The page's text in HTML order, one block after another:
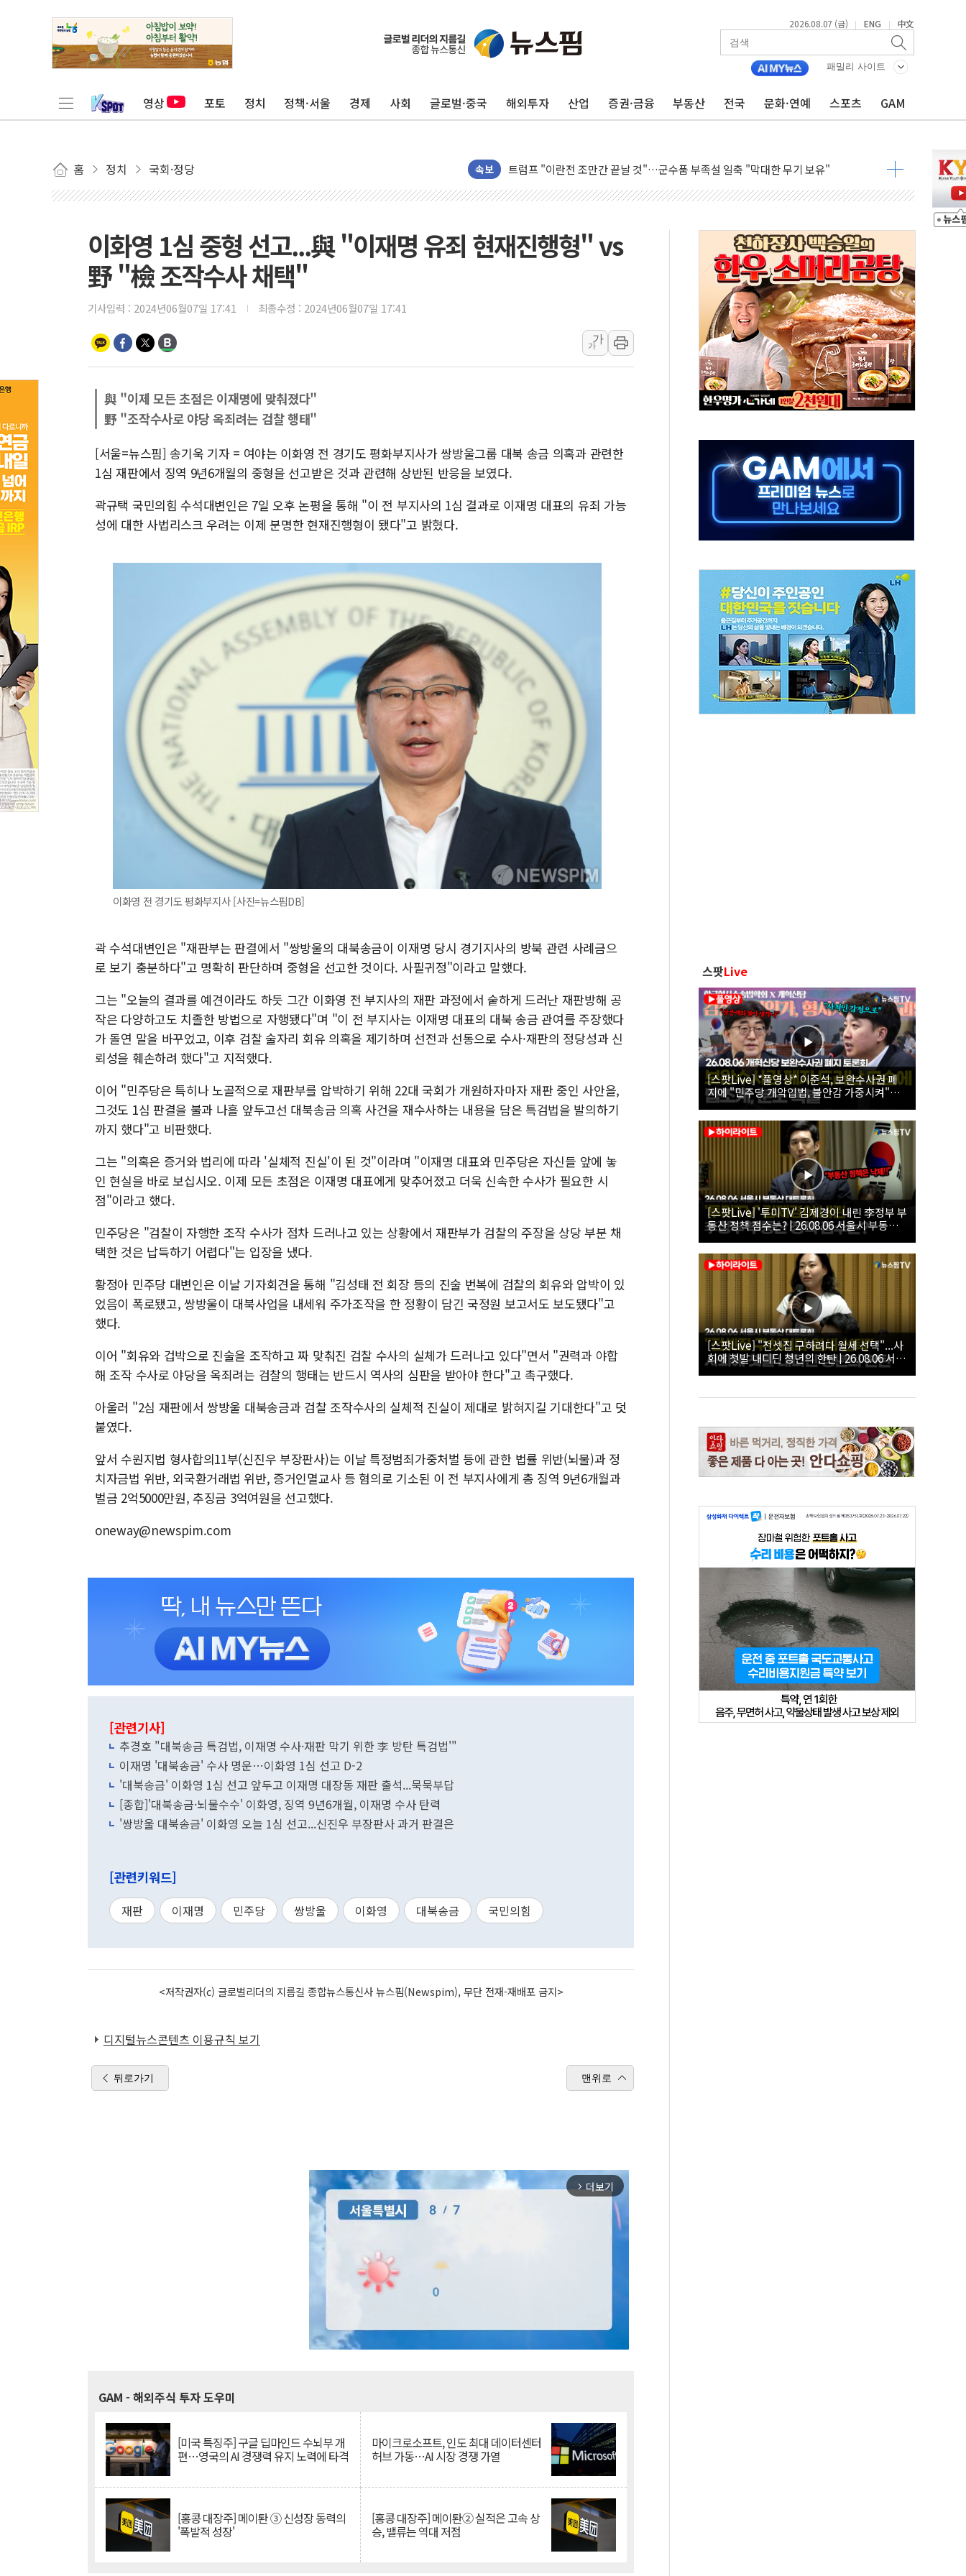
2026.08.07 (금) | ENG | 中文
패밀리 사이트
영상 포토 정치 정책·서울 경제 사회 글로벌·중국 해외투자 산업 증권·금융 부동산 전국 문화·연예 스포츠 GAM
홈 정치 국회·정당 속보
카드사 고객 유입 창구 된 '트래블카드'…휴가철 넘어 장기 고객 묶는다
제나벨, 배우 공승연 브랜드 모델 발탁… 부산 광안서 약국 팝업스토어 운영
[채권/외환] 국제유가 급등에 미 국채금리·달러 동반 상승…시장, 美 고용지표 촉각
트럼프, '원정출산 시민권 차단' 행정명령 서명…출생시민권 제한 재시동
현대리바트, 원가 개선으로 실적 방어…다음 과제는 '외형 확대'
"세금 부담 덜자"…비거주 1주택자 귀환 조짐에 전월세시장 '긴장'
[금/유가] 이란의 호르무즈 해협 통항 제한 검토에 유가 3% 급등…금값 보합
뉴욕증시, 유가·금리 부담에 하락…다우 5거래일 랠리 '마침표'
이란, 오만과 호르무즈 해협 재개방 합의 막바지.."美와 직접 협상 없어"
[민주 당권주자 일정] 송영길·정청래·김민석 후보 - 8월 7일
李대통령, 오늘 오후 2시 부동산정책 2차 점검회의…주택 공급 대책 막바지 조율
[오늘의 정치일정] 8월 7일(금)
[오늘의 국회일정] 상임위·세미나·기자회견·주요 정당 - 8월 7일
이란, 美·이스라엘 선박 호르무즈 통항 제한 추진…美 "통행 막을 권한 없어"
유럽증시, 견조한 실적 소화하며 대부분 상승… "2분기 기업 순이익 21% 증가" 전망
구광모, 내주 실리콘밸리서 젠슨 황 재회…로봇·AI 데이터센터·모빌리티 구체화
이화영 1심 중형 선고...與 "이재명 유죄 현재진행형" vs
野 "檢 조작수사 채택"
기사입력 : 2024년06월07일 17:41 최종수정 : 2024년06월07일 17:41
가
가
與 "이제 모든 초점은 이재명에 맞춰졌다"
野 "조작수사로 야당 옥죄려는 검찰 행태"
[서울=뉴스핌] 송기욱 기자 = 여야는 이화영 전 경기도 평화부지사가 쌍방울그룹 대북 송금 의혹과 관련한
1심 재판에서 징역 9년6개월의 중형을 선고받은 것과 관련해 상반된 반응을 보였다.
곽규택 국민의힘 수석대변인은 7일 오후 논평을 통해 "이 전 부지사의 1심 결과로 이재명 대표의 유죄 가능
성에 대한 사법리스크 우려는 이제 분명한 현재진행형이 됐다"고 밝혔다.
이화영 전 경기도 평화부지사 [사진=뉴스핌DB]
곽 수석대변인은 "재판부는 판결에서 "쌍방울의 대북송금이 이재명 당시 경기지사의 방북 관련 사례금으
로 보기 충분하다"고 명확히 판단하며 중형을 선고한 것이다. 사필귀정"이라고 말했다.
그는 "오늘의 결과를 예견이라도 하듯 그간 이화영 전 부지사의 재판 과정에서 숱하게 드러난 재판방해 공
작은 다양하고도 치졸한 방법으로 자행됐다"며 "이 전 부지사는 이재명 대표의 대북 송금 관여를 주장했다
가 돌연 말을 바꾸었고, 이후 검찰 술자리 회유 의혹을 제기하며 선전과 선동으로 수사·재판의 정당성과 신
뢰성을 훼손하려 했다"고 지적했다.
이어 "민주당은 특히나 노골적으로 재판부를 압박하기 위해 22대 국회가 개원하자마자 재판 중인 사안을,
그것도 1심 판결을 불과 나흘 앞두고선 대북송금 의혹 사건을 재수사하는 내용을 담은 특검법을 발의하기
까지 했다"고 비판했다.
그는 "의혹은 증거와 법리에 따라 '실체적 진실'이 된 것"이라며 "이재명 대표와 민주당은 자신들 앞에 놓
인 현실을 바로 보십시오. 이제 모든 초점은 이재명 대표에게 맞추어졌고 더욱 신속한 수사가 필요한 시
점"이라고 했다.
민주당은 "검찰이 자행한 조작 수사가 점차 드러나고 있는 상황에서 재판부가 검찰의 주장을 상당 부분 채
택한 것은 납득하기 어렵다"는 입장을 냈다.
황정아 민주당 대변인은 이날 기자회견을 통해 "김성태 전 회장 등의 진술 번복에 검찰의 회유와 압박이 있
었음이 폭로됐고, 쌍방울이 대북사업을 내세워 주가조작을 한 정황이 담긴 국정원 보고서도 보도됐다"고
했다.
이어 "회유와 겁박으로 진술을 조작하고 짜 맞춰진 검찰 수사의 실체가 드러나고 있다"면서 "권력과 야합
해 조작 수사로 야당을 옥죄려는 검찰의 행태는 반드시 역사의 심판을 받아야 한다"고 촉구했다.
아울러 "2심 재판에서 쌍방울 대북송금과 검찰 조작수사의 실체적 진실이 제대로 밝혀지길 기대한다"고 덧
붙였다.
앞서 수원지법 형사합의11부(신진우 부장판사)는 이날 특정범죄가중처벌 등에 관한 법률 위반(뇌물)과 정
치자금법 위반, 외국환거래법 위반, 증거인멸교사 등 혐의로 기소된 이 전 부지사에게 총 징역 9년6개월과
벌금 2억5000만원, 추징금 3억여원을 선고했다.
oneway@newspim.com
[관련기사]
추경호 "대북송금 특검법, 이재명 수사·재판 막기 위한 李 방탄 특검법'"
이재명 '대북송금' 수사 명운…이화영 1심 선고 D-2
'대북송금' 이화영 1심 선고 앞두고 이재명 대장동 재판 출석...묵묵부답
[종합]'대북송금·뇌물수수' 이화영, 징역 9년6개월, 이재명 수사 탄력
'쌍방울 대북송금' 이화영 오늘 1심 선고...신진우 부장판사 과거 판결은
[관련키워드]
재판 이재명 민주당 쌍방울 이화영 대북송금 국민의힘
<저작권자(c) 글로벌리더의 지름길 종합뉴스통신사 뉴스핌(Newspim), 무단 전재-재배포 금지>
디지털뉴스콘텐츠 이용규칙 보기
뒤로가기 맨위로
arrow_forward_ios 더보기
GAM - 해외주식 투자 도우미
[미국 특징주] 구글 딥마인드 수뇌부 개
편…영국의 AI 경쟁력 유지 노력에 타격
마이크로소프트, 인도 최대 데이터센터
허브 가동…AI 시장 경쟁 가열
[홍콩 대장주] 메이퇀 ③ 신성장 동력의
'폭발적 성장'
[홍콩 대장주] 메이퇀② 실적은 고속 상
승, 밸류는 역대 저점
스팟Live
[스팟Live] *풀영상* 이준석, 보완수사권 폐
지에 "민주당 개악입법, 불안감 가중시켜"｜
26.08.06 개혁신당 보완수사권 폐지 토론회
[스팟Live] '투미TV' 김제경이 내린 李정부 부
동산 정책 점수는? | 26.08.06 서울시 부동산
대토론회
[스팟Live] "전셋집 구하려다 월세 선택"...사
회에 첫발 내디딘 청년의 한탄 | 26.08.06 서울
시 부동산 대토론회